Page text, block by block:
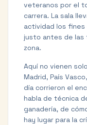
veteranos por el
carrera. La sala
actividad los fines
justo antes de las
zona.
Aquí no vienen
Madrid, País
día corrieron el
habla de técnica
ganadería, de
hay lugar para la